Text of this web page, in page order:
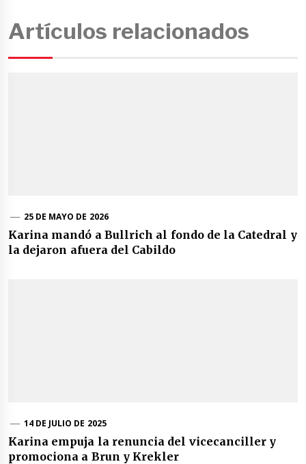
Artículos relacionados
25 DE MAYO DE 2026
Karina mandó a Bullrich al fondo de la Catedral y
la dejaron afuera del Cabildo
14 DE JULIO DE 2025
Karina empuja la renuncia del vicecanciller y
promociona a Brun y Krekler